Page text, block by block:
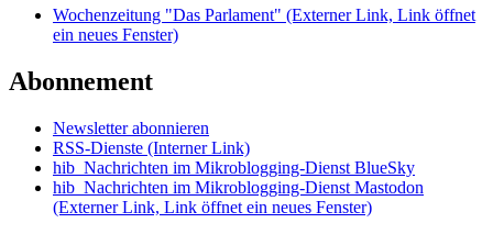
Wochenzeitung "Das Parlament" (Externer Link, Link öffnet
ein neues Fenster)
Abonnement
Newsletter abonnieren
RSS-Dienste (Interner Link)
hib_Nachrichten im Mikroblogging-Dienst BlueSky
hib_Nachrichten im Mikroblogging-Dienst Mastodon
(Externer Link, Link öffnet ein neues Fenster)